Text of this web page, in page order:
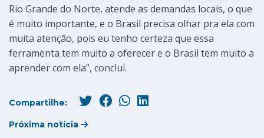
Rio Grande do Norte, atende as demandas locais, o que
é muito importante, e o Brasil precisa olhar pra ela com
muita atenção, pois eu tenho certeza que essa
ferramenta tem muito a oferecer e o Brasil tem muito a
aprender com ela”, conclui.
Compartilhe:
Próxima notícia